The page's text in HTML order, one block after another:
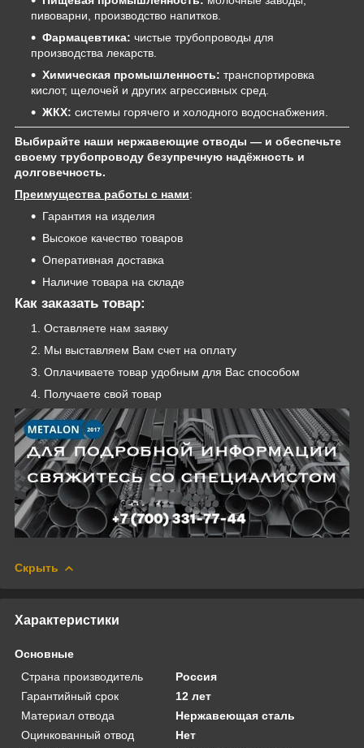
пивоварни, производство напитков.
Фармацевтика: чистые трубопроводы для
производства лекарств.
Химическая промышленность: транспортировка
кислот, щелочей и других агрессивных сред.
ЖКХ: системы горячего и холодного водоснабжения.
Выбирайте наши нержавеющие отводы — и обеспечьте
своему трубопроводу безупречную надёжность и
долговечность.
Преимущества работы с нами:
Гарантия на изделия
Высокое качество товаров
Оперативная доставка
Наличие товара на складе
Как заказать товар:
Оставляете нам заявку
Мы выставляем Вам счет на оплату
Оплачиваете товар удобным для Вас способом
Получаете свой товар
Скрыть
Характеристики
Основные
Страна производитель
Россия
Гарантийный срок
12 лет
Материал отвода
Нержавеющая сталь
Оцинкованный отвод
Нет